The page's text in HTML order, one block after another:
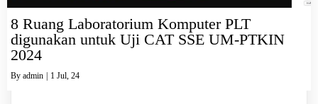
8 Ruang Laboratorium Komputer PLT
digunakan untuk Uji CAT SSE UM-PTKIN
2024
By admin | 1 Jul, 24